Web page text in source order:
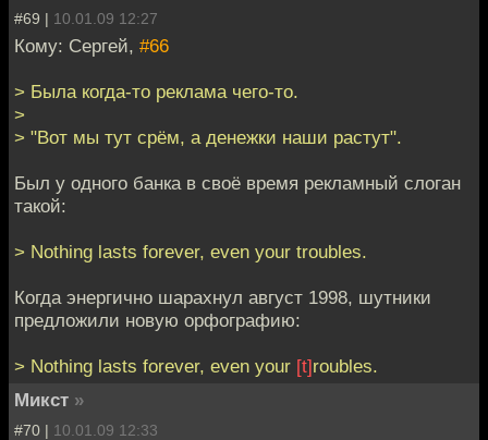
#69 | 10.01.09 12:27
Кому: Cергей, #66
> Была когда-то реклама чего-то.
>
> "Вот мы тут срём, а денежки наши растут".
Был у одного банка в своё время рекламный слоган
такой:
> Nothing lasts forever, even your troubles.
Когда энергично шарахнул август 1998, шутники
предложили новую орфографию:
> Nothing lasts forever, even your [t]roubles.
Микст »
#70 | 10.01.09 12:33